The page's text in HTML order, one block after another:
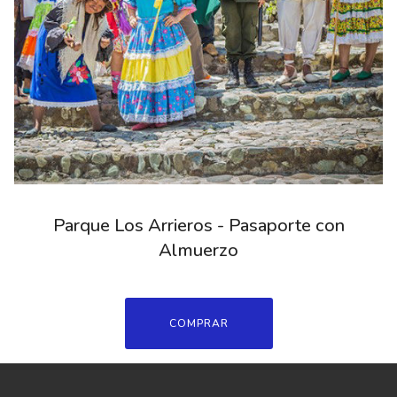
Parque Los Arrieros - Pasaporte con
Almuerzo
COMPRAR